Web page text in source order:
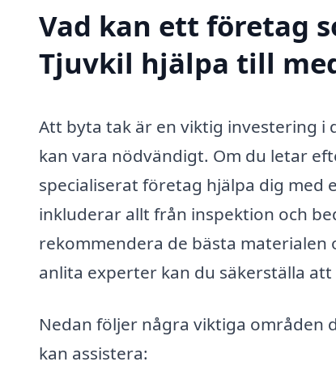
Vad kan ett företag
Tjuvkil hjälpa till
Att byta tak är en viktig investering
kan vara nödvändigt. Om du letar
specialiserat företag hjälpa dig med
inkluderar allt från inspektion och
rekommendera de bästa
anlita experter kan du säkerställa
Nedan följer några viktiga områden
kan assistera: